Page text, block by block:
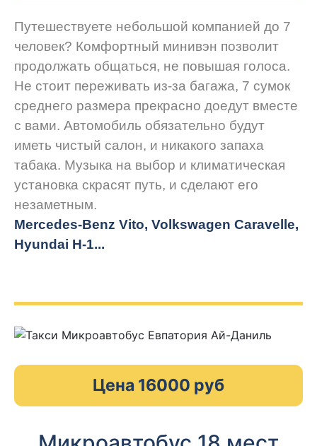
Путешествуете небольшой компанией до 7
человек? Комфортный минивэн позволит
продолжать общаться, не повышая голоса.
Не стоит переживать из-за багажа, 7 сумок
среднего размера прекрасно доедут вместе
с вами. Автомобиль обязательно будут
иметь чистый салон, и никакого запаха
табака. Музыка на выбор и климатическая
установка скрасят путь, и сделают его
незаметным.
Mercedes-Benz Vito, Volkswagen Caravelle,
Hyundai H-1...
Цена 16000 руб